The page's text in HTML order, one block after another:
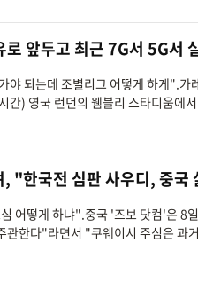
로 앞두고 최근 7G서 5G서
야 되는데 조별리그 어떻게 하게".가
간) 영국 런던의 웸블리 스타디움에
"한국전 심판 사우디, 중국
어떻게 하냐".중국 '즈보 닷컴'은 8
관한다"라면서 "쿠웨이시 주심은 과